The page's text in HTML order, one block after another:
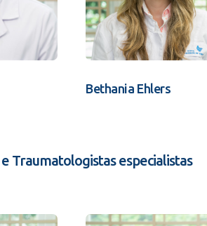
Bethania Ehlers
Traumatologistas especialistas